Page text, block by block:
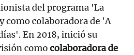
del programa 'La
como colaboradora de 'A
En 2018, inició su
como colaboradora de